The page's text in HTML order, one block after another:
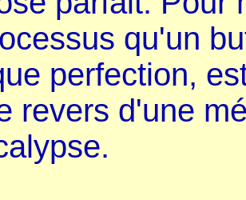
qu'un
perfection,
revers d'une